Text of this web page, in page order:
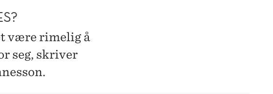
være rimelig å
seg, skriver